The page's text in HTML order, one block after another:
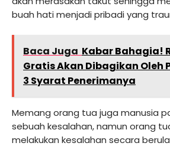
buah hati menjadi pribadi yang
Baca Juga Kabar Bahagia!
Gratis Akan Dibagikan Oleh
3 Syarat Penerimanya
Memang orang tua juga manusia
sebuah kesalahan, namun orang
melakukan kesalahan secara